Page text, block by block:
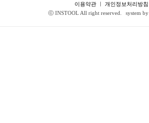
이용약관ㅣ 개인정보처리방침
ⓒ INSTOOL All right reserved.
system by